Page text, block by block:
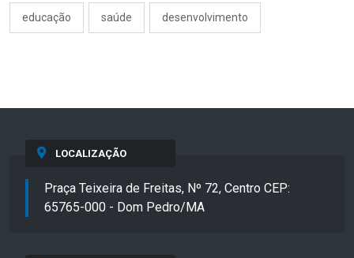
educação saúde desenvolvimento
LOCALIZAÇÃO
Praça Teixeira de Freitas, Nº 72, Centro CEP:
65765-000 - Dom Pedro/MA